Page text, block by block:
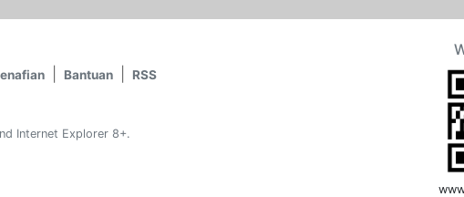
Bantuan RSS
Internet Explorer 8+.